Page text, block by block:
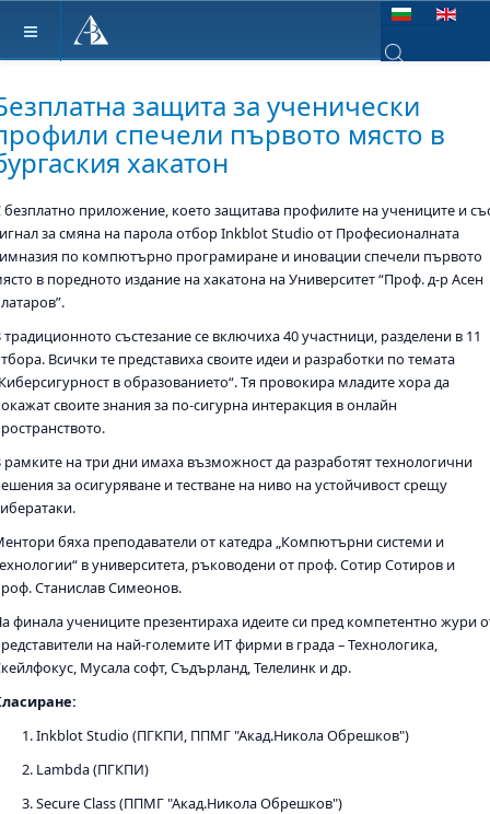
Изберете език
защита за ученически
спечели първото място в
хакатон
безплатно приложение, което защитава профилите на учениците и
за смяна на парола отбор Inkblot Studio от Професионалната
по компютърно програмиране и иновации спечели първото
в поредното издание на хакатона на Университет “Проф. д-р Асен
традиционното състезание се включиха 40 участници, разделени в 11
Всички те представиха своите идеи и разработки по темата
в образованието“. Тя провокира младите хора да
своите знания за по-сигурна интеракция в онлайн
рамките на три дни имаха възможност да разработят технологични
за осигуряване и тестване на ниво на устойчивост срещу
бяха преподаватели от катедра „Компютърни системи и
в университета, ръководени от проф. Сотир Сотиров и
Станислав Симеонов.
финала учениците презентираха идеите си пред компетентно жури
на най-големите ИТ фирми в града – Технологика,
Мусала софт, Съдърланд, Телелинк и др.
Inkblot Studio (ПГКПИ, ППМГ "Акад.Никола Обрешков")
Lambda (ПГКПИ)
Secure Class (ППМГ "Акад.Никола Обрешков")